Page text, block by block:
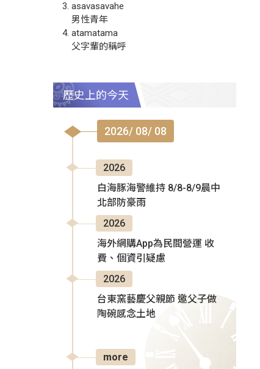
asavasavahe
男性青年
atamatama
父字輩的稱呼
歷史上的今天
2026/ 08/ 08
2026
白海豚海警維持 8/8-8/9晨中
北部防豪雨
2026
海外網購App為民間營運 收
費、個資引疑慮
2026
台東窯藝慶父親節 邀父子做
陶碗感念土地
more